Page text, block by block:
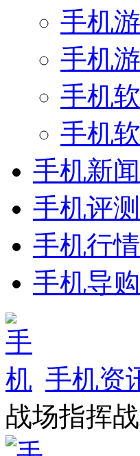
手机
手机
手机
手机
手机新闻
手机评测
手机行情
手机导购
手机资
战场指挥